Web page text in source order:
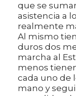
que se
asistencia a
realmente
Al mismo
duros dos
marcha al
menos
cada uno de
mano y